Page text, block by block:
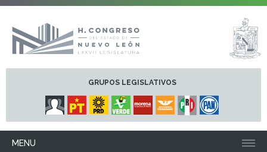
GRUPOS LEGISLATIVOS
MENU